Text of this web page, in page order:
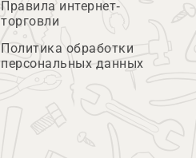
Правила интернет-
торговли
Политика обработки
персональных данных